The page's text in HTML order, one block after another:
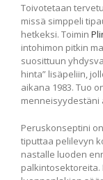
Toivotetaan
missä simppeli
hetkeksi. Toimin
intohimon pitkin
suosittuun
hinta” lisäpeliin,
aikana 1983. Tuo
menneisyydestäni
Peruskonseptini
tiputtaa pelilevyn
nastalle luoden
palkintosektoreita.